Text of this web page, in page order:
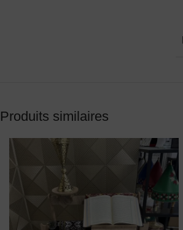
Produits similaires